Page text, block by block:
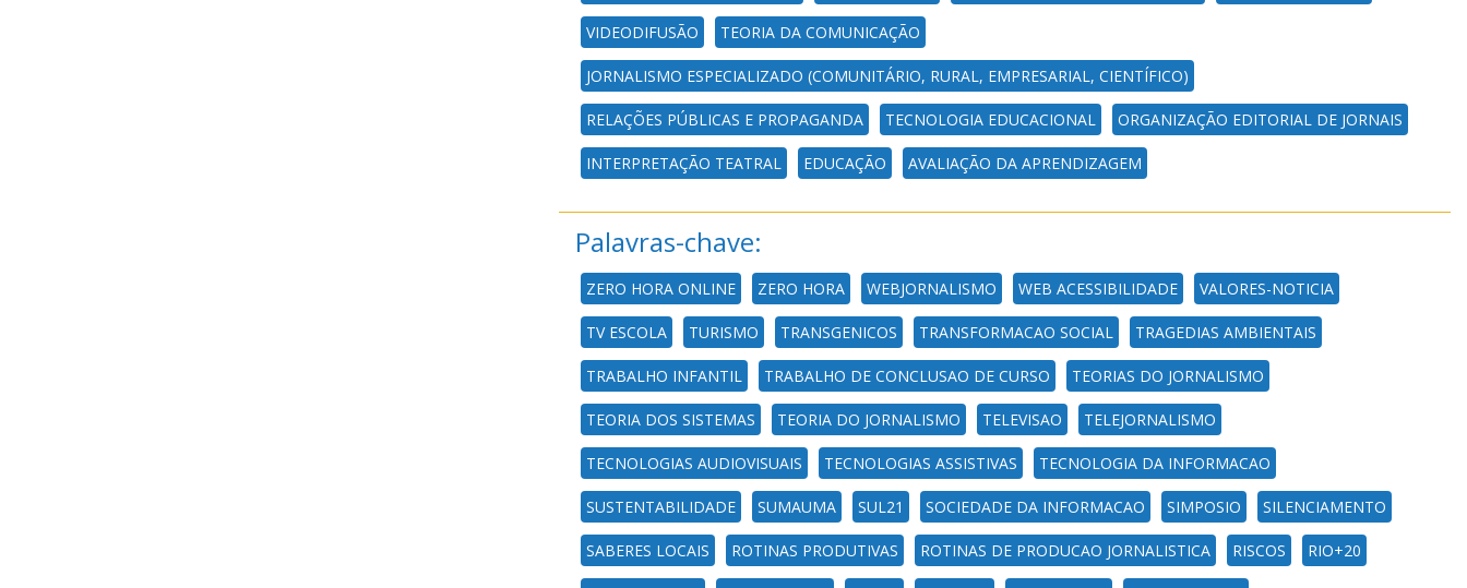
VIDEODIFUSÃO TEORIA DA COMUNICAÇÃO
JORNALISMO ESPECIALIZADO (COMUNITÁRIO, RURAL, EMPRESARIAL, CIENTÍFICO)
RELAÇÕES PÚBLICAS E PROPAGANDA TECNOLOGIA EDUCACIONAL ORGANIZAÇÃO EDITORIAL DE JORNAIS
INTERPRETAÇÃO TEATRAL EDUCAÇÃO AVALIAÇÃO DA APRENDIZAGEM
Palavras-chave:
ZERO HORA ONLINE ZERO HORA WEBJORNALISMO WEB ACESSIBILIDADE VALORES-NOTICIA
TV ESCOLA TURISMO TRANSGENICOS TRANSFORMACAO SOCIAL TRAGEDIAS AMBIENTAIS
TRABALHO INFANTIL TRABALHO DE CONCLUSAO DE CURSO TEORIAS DO JORNALISMO
TEORIA DOS SISTEMAS TEORIA DO JORNALISMO TELEVISAO TELEJORNALISMO
TECNOLOGIAS AUDIOVISUAIS TECNOLOGIAS ASSISTIVAS TECNOLOGIA DA INFORMACAO
SUSTENTABILIDADE SUMAUMA SUL21 SOCIEDADE DA INFORMACAO SIMPOSIO SILENCIAMENTO
SABERES LOCAIS ROTINAS PRODUTIVAS ROTINAS DE PRODUCAO JORNALISTICA RISCOS RIO+20